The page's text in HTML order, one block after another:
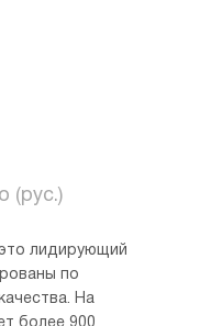
(рус.)
лидирующий
по
На